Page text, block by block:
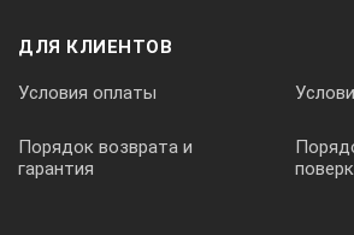
ДЛЯ КЛИЕНТОВ
Условия оплаты
Порядок возврата и
гарантия